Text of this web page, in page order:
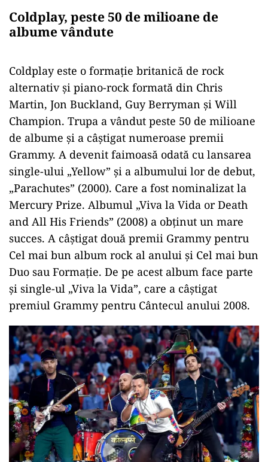
Coldplay, peste 50 de milioane de
albume vândute
Coldplay este o formație britanică de rock
alternativ și piano-rock formată din Chris
Martin, Jon Buckland, Guy Berryman și Will
Champion. Trupa a vândut peste 50 de milioane
de albume și a câștigat numeroase premii
Grammy. A devenit faimoasă odată cu lansarea
single-ului „Yellow” și a albumului lor de debut,
„Parachutes” (2000). Care a fost nominalizat la
Mercury Prize. Albumul „Viva la Vida or Death
and All His Friends” (2008) a obținut un mare
succes. A câștigat două premii Grammy pentru
Cel mai bun album rock al anului și Cel mai bun
Duo sau Formație. De pe acest album face parte
și single-ul „Viva la Vida”, care a câștigat
premiul Grammy pentru Cântecul anului 2008.